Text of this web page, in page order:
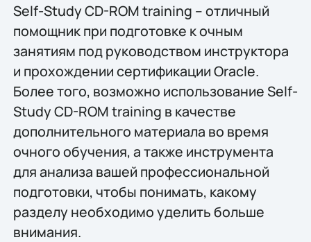
Self-Study CD-ROM training – отличный
помощник при подготовке к очным
занятиям под руководством инструктора
и прохождении сертификации Oracle.
Более того, возможно использование Self-
Study CD-ROM training в качестве
дополнительного материала во время
очного обучения, а также инструмента
для анализа вашей профессиональной
подготовки, чтобы понимать, какому
разделу необходимо уделить больше
внимания.